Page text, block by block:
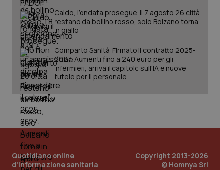
Tumori del Polmone & Testa Collo
Tumori gastrointestinali
Ulcera & Reflusso
Vaccini
Caldo, l’ondata prosegue. Il 7 agosto 26 città
restano da bollino rosso, solo Bolzano torna
in giallo
Comparto Sanità. Firmato il contratto 2025-
2027. Aumenti fino a 240 euro per gli
infermieri, arriva il capitolo sull'IA e nuove
tutele per il personale
Quotidiano online
d'informazione sanitaria
Copyright 2013-2026
© Homnya Srl
tracking-sites-ironfish-
www.quotidianosanita.it